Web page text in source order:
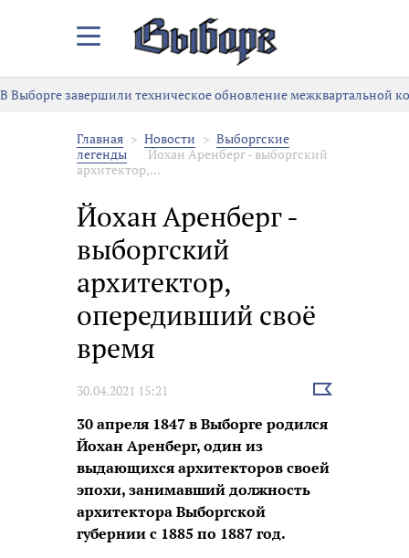
Закрыть/
меню
В Выборге завершили техническое обновление межквартальной
Главная Новости
Выборгские
легенды
Йохан Аренберг - выборгский
архитектор,...
Йохан Аренберг -
выборгский
архитектор,
опередивший своё
время
30.04.2021 15:21
Выбрать
30 апреля 1847 в Выборге родился
Йохан Аренберг, один из
выдающихся архитекторов своей
эпохи, занимавший должность
архитектора Выборгской
губернии с 1885 по 1887 год.